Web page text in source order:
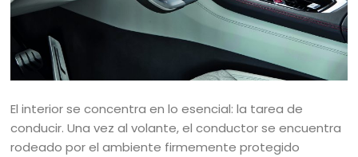
El interior se concentra en lo esencial: la tarea de
conducir. Una vez al volante, el conductor se encuentra
rodeado por el ambiente firmemente protegido